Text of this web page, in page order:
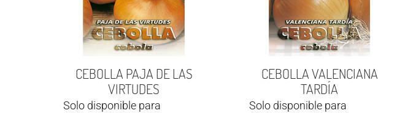
CEBOLLA PAJA DE LAS
VIRTUDES
Solo disponible para
CEBOLLA VALENCIANA
TARDÍA
Solo disponible para